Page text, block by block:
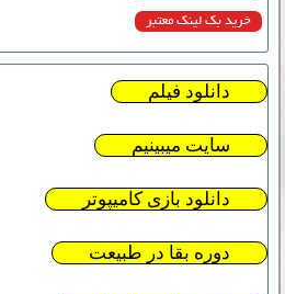
خرید بک لینک معتبر
دانلود فیلم
سایت میبینیم
دانلود بازی کامیپوتر
دوره بقا در طبیعت